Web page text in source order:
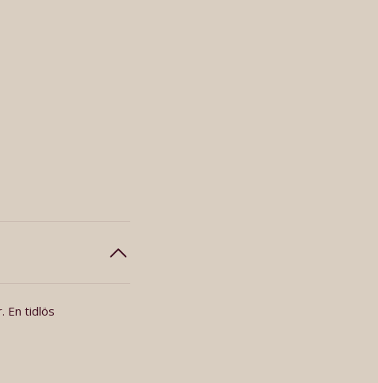
En tidlös